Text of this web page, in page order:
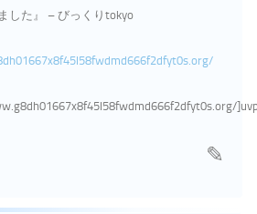
した』 – びっくりtokyo